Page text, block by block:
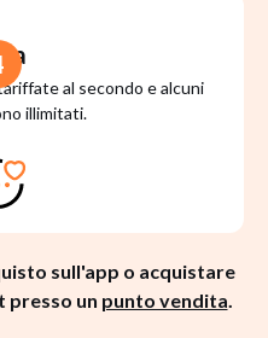
al secondo e alcuni
illimitati.
sull'app o acquistare
presso un punto vendita.